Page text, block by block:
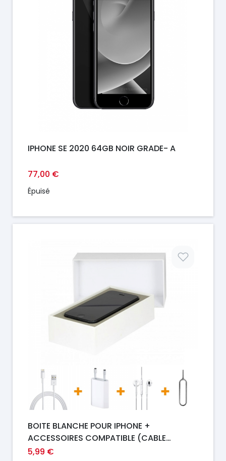
IPHONE SE 2020 64GB NOIR GRADE- A
77,00 €
Épuisé
BOITE BLANCHE POUR IPHONE +
ACCESSOIRES COMPATIBLE (CABLE
LIGHTNING/CHARGEUR SECTEUR/ KIT
5,99 €